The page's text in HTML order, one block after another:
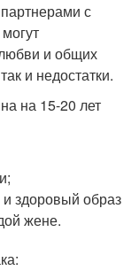
с
и общих
и недостатки.
на 15-20 лет
здоровый образ
жене.